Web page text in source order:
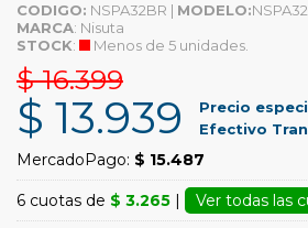
CODIGO: NSPA32BR | MODELO:
MARCA: Nisuta
STOCK: Menos de 5 unidades.
$ 16.399
$ 13.939
Precio
Efectivo
MercadoPago: $ 15.487
6 cuotas de $ 3.265 | Ver todas las